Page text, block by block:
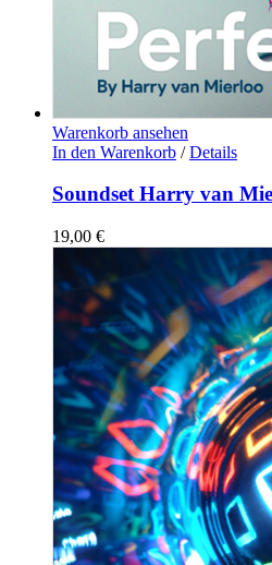
Warenkorb ansehen
In den Warenkorb / Details
Soundset Harry van
19,00 €